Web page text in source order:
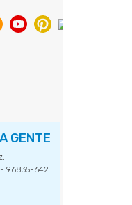
GENTE
96835-642.